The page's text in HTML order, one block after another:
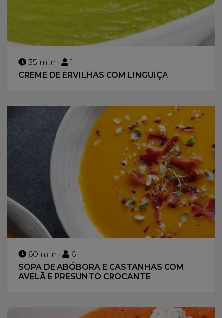
35 min ·
1
CREME DE ERVILHAS COM LINGUIÇA
60 min ·
6
SOPA DE ABÓBORA E CASTANHAS COM
AVELÃ E PRESUNTO CROCANTE